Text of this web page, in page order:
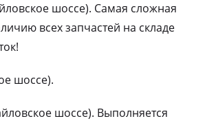
шоссе). Самая сложная
всех запчастей на складе
шоссе).
шоссе). Выполняется